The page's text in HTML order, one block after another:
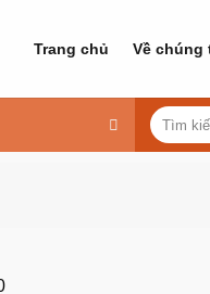
Trang chủ Về chúng
Tìm
kiếm: